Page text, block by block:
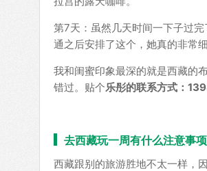
第7天：虽然几天时间一下子过
通之后安排了这个，她真的非常细
我和闺蜜印象最深的就是西藏的
错过。贴个乐彤的联系方式：
去西藏玩一周有什么注意事
西藏跟别的旅游胜地不太一样，